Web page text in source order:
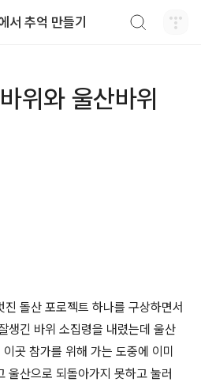
서 추억 만들기
위와 울산바위
돌산 포로젝트 하나를 구상하면서
생긴 바위 소집령을 내렸는데 울산
곳 참가를 위해 가는 도중에 이미
울산으로 되돌아가지 못하고 눌러